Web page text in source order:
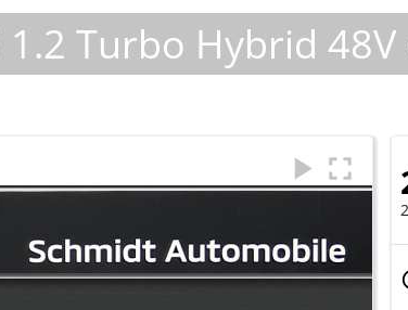
Turbo Hybrid 48V